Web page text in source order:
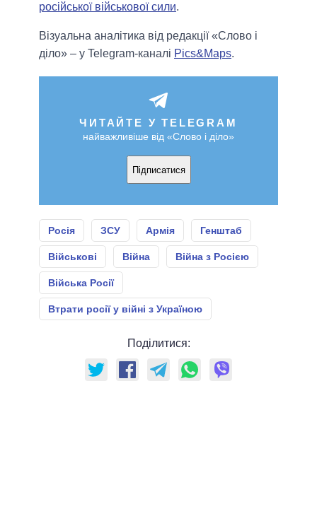
російської військової сили.
Візуальна аналітика від редакції «Слово і
діло» – у Telegram-каналі Pics&Maps.
ЧИТАЙТЕ У TELEGRAM
найважливіше від «Слово і діло»
Підписатися
Росія ЗСУ Армія Генштаб
Військові Війна Війна з Росією
Війська Росії
Втрати росії у війні з Україною
Поділитися: